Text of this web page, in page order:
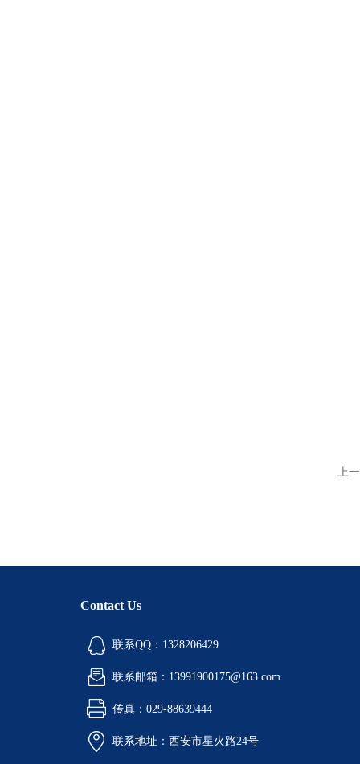
上
Contact Us
联系QQ：1328206429
联系邮箱：13991900175@163.com
传真：029-88639444
联系地址：西安市星火路24号